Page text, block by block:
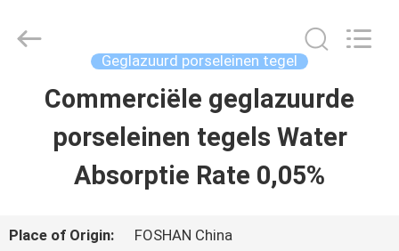
HUIS
PRODUCTEN
VIDEO'S
BOLI
CERAMICS
Geglazuurd porseleinen tegel
Commerciële geglazuurde
porseleinen tegels Water
Absorptie Rate 0,05%
Place of Origin: FOSHAN China